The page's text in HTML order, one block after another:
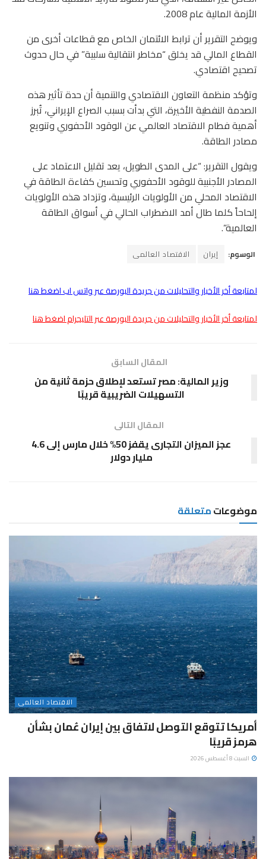
الأزمة المالية عام 2008.
ويوضح التقرير أن ترابط الائتمان الخاص مع قطاعات أخرى من
القطاع المالي قد يخلق “مخاطر انتقالية سلبية” في حال حدوث
تصحيح اقتصادي.
وتؤكد منظمة التعاون الاقتصادي والتنمية أن حدة تأثير هذه
الصدمة النفطية الأخيرة، التي بدأت بسبب الصراع الإيراني، تُبرز
أهمية فطام الاقتصاد العالمي عن الوقود الأحفوري وتنويع
مصادر الطاقة.
ويقول التقرير: “على المدى الطويل، يعد تقليل الاعتماد على
المصادر الأجنبية للوقود الأحفوري وتحسين كفاءة الطاقة في
الاقتصاد المحلي من الأولويات الرئيسية، وتزداد هذه الأولويات
إلحاحاً كلما طال أمد الاضطراب الحالي في أسواق الطاقة
العالمية”.
الوسوم: إيران الاقتصاد العالمى
لمتابعة أخر الأخبار والتحليلات من جريدة البورصة عبر واتس اب اضغط هنا
لمتابعة أخر الأخبار والتحليلات من جريدة البورصة عبر التليجرام اضغط هنا
المقال السابق
وزير المالية: مصر تستعد لإطلاق حزمة ثانية من
التسهيلات الضريبية قريبًا
المقال التالى
عجز الميزان التجارى يقفز 50% خلال مارس إلى 4.6
مليار دولار
موضوعاتمتعلقة
الاقتصاد العالمى
أمريكا تتوقع التوصل لاتفاق بين إيران عُمان بشأن
هرمز قريبًا
السبت 8 أغسطس 2026